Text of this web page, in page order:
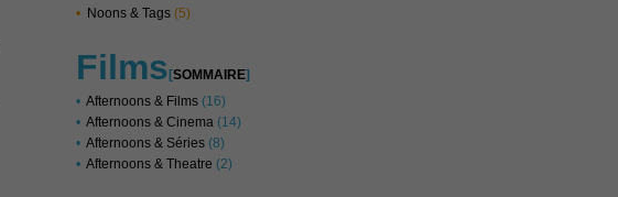
• Noons & Tags (5)
Films [SOMMAIRE]
• Afternoons & Films (16)
• Afternoons & Cinema (14)
• Afternoons & Séries (8)
• Afternoons & Theatre (2)